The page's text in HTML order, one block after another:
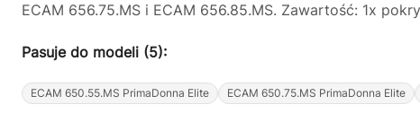
ECAM 656.75.MS i ECAM 656.85.MS. Zawartość: 1x
Pasuje do modeli (5):
ECAM 650.55.MS PrimaDonna Elite ECAM 650.75.MS PrimaDonna Elite